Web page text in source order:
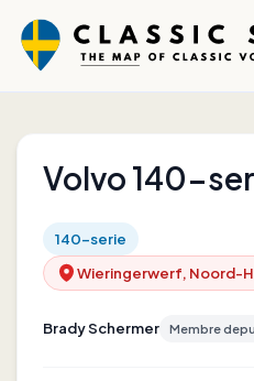
Volvo 140-
140-serie
Wieringerwerf, Noord-
Brady Schermer Membre